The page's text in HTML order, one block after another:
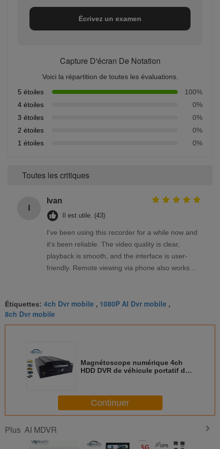
Écrivez un examen
Capture D'écran De Notation
Voici la répartition de toutes les évaluations.
5 étoiles
100%
4 étoiles
0%
3 étoiles
0%
2 étoiles
0%
1 étoiles
0%
Toutes les critiques
Ivan
Il est utile. (43)
I've been using this recorder for a while now and
it's been reliable. The video quality is clear,
playback is smooth, and the interface is user-
friendly. Remote viewing via phone also works
Étiquettes: 4ch Dvr mobile , 1080P AI Dvr mobile ,
8ch Dvr mobile
Magnétoscope numérique 4ch
HDD DVR de véhicule portatif de
Continuer
Plus AI MDVR